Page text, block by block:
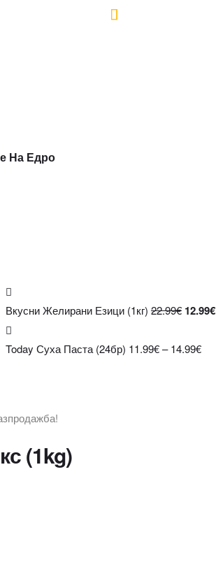
На Едро
Вкусни Желирани Езици (1кг) 22.99€ 12.99€
Today Суха Паста (24бр) 11.99€–14.99€
(1kg)